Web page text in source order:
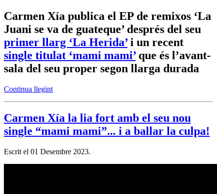
Carmen Xía publica el EP de remixos ‘La
Juani se va de guateque’ després del seu
primer llarg ‘La Herida’i un recent
single titulat ‘mami mami’que és l’avant-
sala del seu proper segon llarga durada
Continua llegint
Carmen Xía la lia fort amb el seu nou
single “mami mami”... i a ballar la culpa!
Escrit el 01 Desembre 2023.